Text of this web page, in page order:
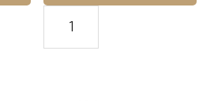
quantité
25'